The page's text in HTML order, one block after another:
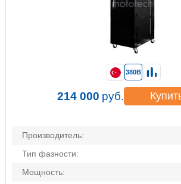
Производитель:
Тип фазности:
Мощность:
380В
214 000 руб.